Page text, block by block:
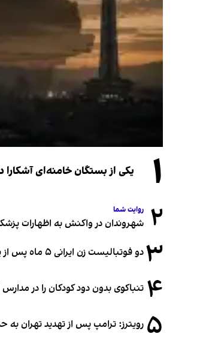
۱ یکی از بستگان خامنه‌ای
۲ روایت شما
شهروندان در واکنش به اظهارات
۳دو فوتبالیست زن ایرانی ۵ ماه پس از پناهندگی، شهروند استرالیا شدند
۴ تنباکوی بدون دود کودکان را در مدارس
۵ رویترز: ترامپ پس از تهدید تهران